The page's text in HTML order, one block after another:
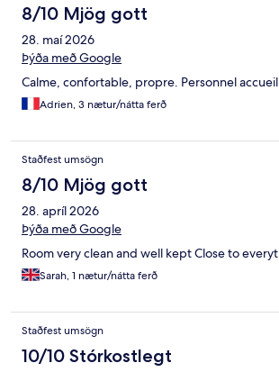
8/10 Mjög gott
28. maí 2026
Þýða með Google
Calme, confortable, propre. Personnel
Adrien, 3 nætur/nátta ferð
Staðfest umsögn
8/10 Mjög gott
28. apríl 2026
Þýða með Google
Room very clean and well kept Close to
Sarah, 1 nætur/nátta ferð
Staðfest umsögn
10/10 Stórkostlegt